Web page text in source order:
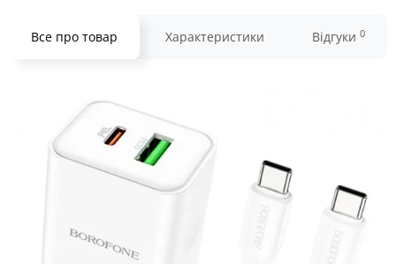
Все про товар Характеристики Відгуки 0